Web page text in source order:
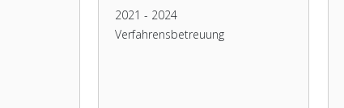
2021 - 2024
Verfahrensbetreuung